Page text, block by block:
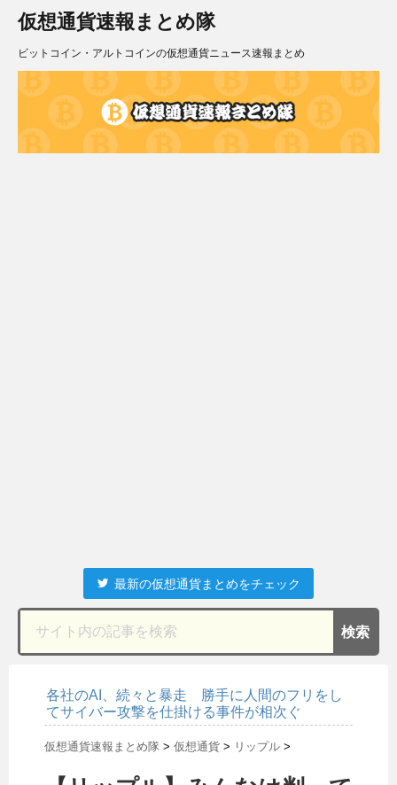
仮想通貨速報まとめ隊
ビットコイン・アルトコインの仮想通貨ニュース速報まとめ
最新の仮想通貨まとめをチェック
各社のAI、続々と暴走 勝手に人間のフリをし
てサイバー攻撃を仕掛ける事件が相次ぐ
仮想通貨速報まとめ隊 > 仮想通貨 > リップル >